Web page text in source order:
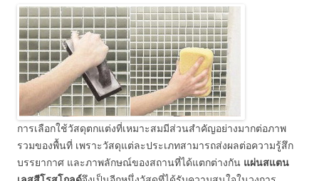
การเลือกใช้วัสดุตกแต่งที่เหมาะสมมีส่วนสำคัญอย่างมากต่อภาพ
รวมของพื้นที่ เพราะวัสดุแต่ละประเภทสามารถส่งผลต่อความรู้สึก
บรรยากาศ และภาพลักษณ์ของสถานที่ได้แตกต่างกัน แผ่นสแตน